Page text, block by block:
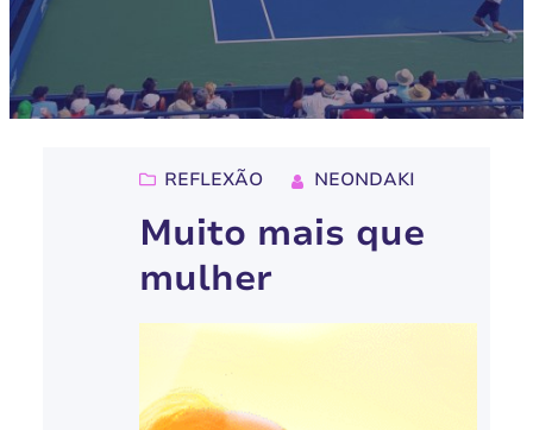
REFLEXÃO NEONDAKI
Muito mais que
mulher